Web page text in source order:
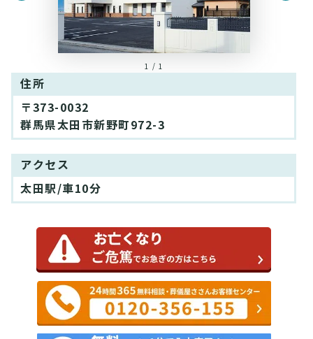
1 / 1
住所
〒373-0032
群馬県太田市新野町972-3
アクセス
太田駅/車10分